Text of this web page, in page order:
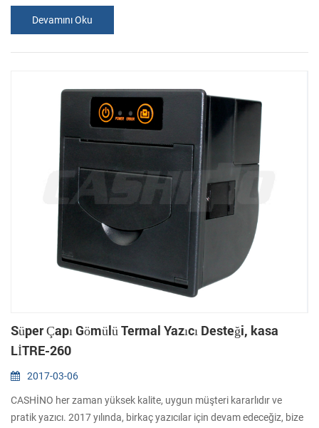
benzin istasyonu, gazino, bankalar ve telekomünikasyon şirketler,
vb. Gereksinimi farklı türde karşılamak için, CASHİNO her zaman
kaynak ve gelişmekte olan kiosk tüm müşteriler için yazıcılar. Bugün,
yeni bir tanıtmak isterim. 58 mm kiosk bilet yazıcısı . Bu termal
Devamını Oku
Süper Çapı Gömülü Termal Yazıcı Desteği, kasa
LİTRE-260
2017-03-06
CASHİNO her zaman yüksek kalite, uygun müşteri kararlıdır ve
pratik yazıcı. 2017 yılında, birkaç yazıcılar için devam edeceğiz, bize